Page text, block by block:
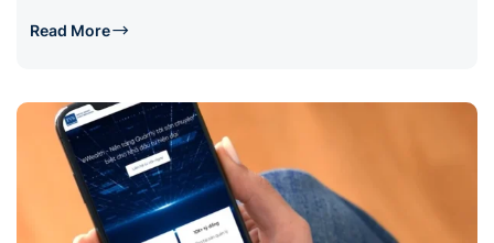
Read More